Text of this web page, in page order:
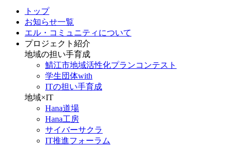
トップ
お知らせ一覧
エル・コミュニティについて
プロジェクト紹介
地域の担い手育成
鯖江市地域活性化プランコンテスト
学生団体with
ITの担い手育成
地域×IT
Hana道場
Hana工房
サイバーサクラ
IT推進フォーラム